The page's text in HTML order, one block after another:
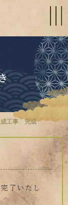
成工事 完成
了いたし